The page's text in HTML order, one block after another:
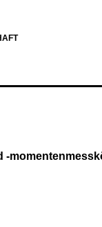
-